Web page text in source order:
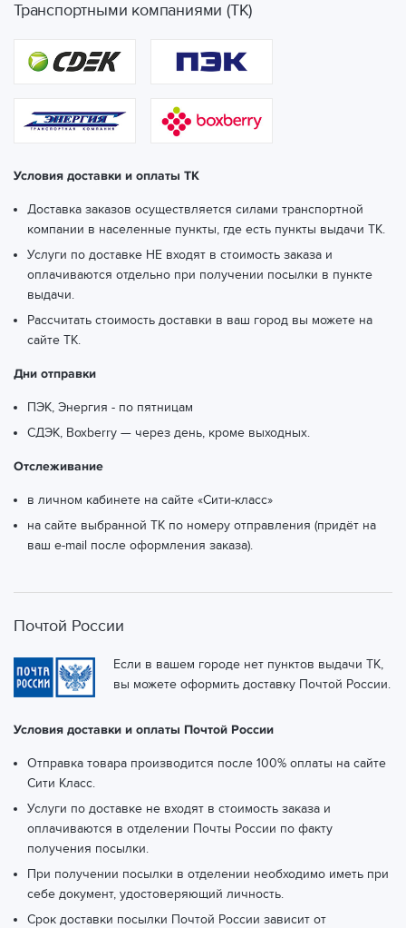
Транспортными компаниями (ТК)
Условия доставки и оплаты ТК
Доставка заказов осуществляется силами транспортной
компании в населенные пункты, где есть пункты выдачи ТК.
Услуги по доставке НЕ входят в стоимость заказа и
оплачиваются отдельно при получении посылки в пункте
выдачи.
Рассчитать стоимость доставки в ваш город вы можете на
сайте ТК.
Дни отправки
ПЭК, Энергия - по пятницам
СДЭК, Boxberry — через день, кроме выходных.
Отслеживание
в личном кабинете на сайте «Сити-класс»
на сайте выбранной ТК по номеру отправления (придёт на
ваш e-mail после оформления заказа).
Почтой России
Если в вашем городе нет пунктов выдачи ТК,
вы можете оформить доставку Почтой России.
Условия доставки и оплаты Почтой России
Отправка товара производится после 100% оплаты на сайте
Сити Класс.
Услуги по доставке не входят в стоимость заказа и
оплачиваются в отделении Почты России по факту
получения посылки.
При получении посылки в отделении необходимо иметь при
себе документ, удостоверяющий личность.
Срок доставки посылки Почтой России зависит от